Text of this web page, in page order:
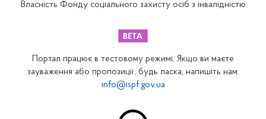
Закарпатське відділення
Запорізьке відділення
Власність Фонду соціального захисту осіб з інвалідністю
Портал працює в тестовому режимі. Якщо ви маєте
зауваження або пропозиції, будь ласка, напишіть нам:
info@ispf.gov.ua